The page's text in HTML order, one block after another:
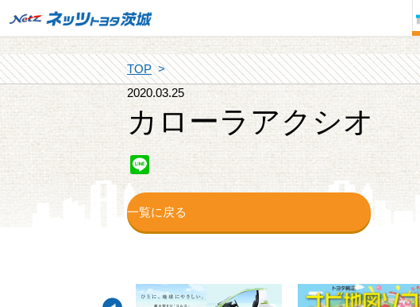
TOP
2020.03.25
カローラアクシオ
Line
一覧に戻る